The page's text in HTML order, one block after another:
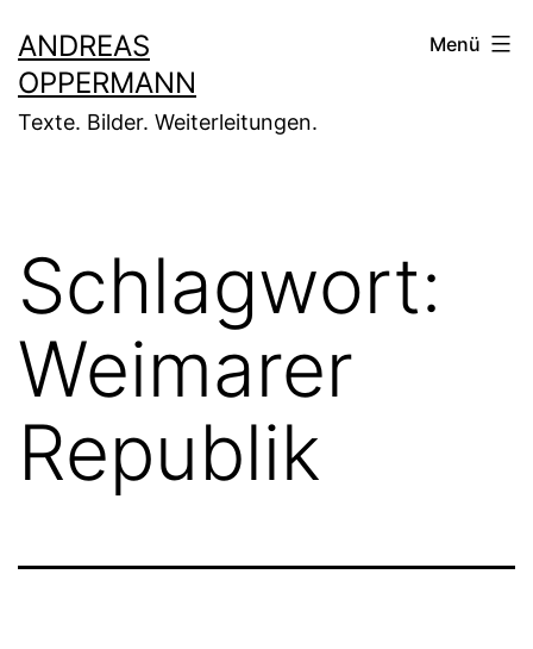
Inhalt
springen
ANDREAS
OPPERMANN
Texte. Bilder. Weiterleitungen.
Menü
Schlagwort:
Weimarer
Republik